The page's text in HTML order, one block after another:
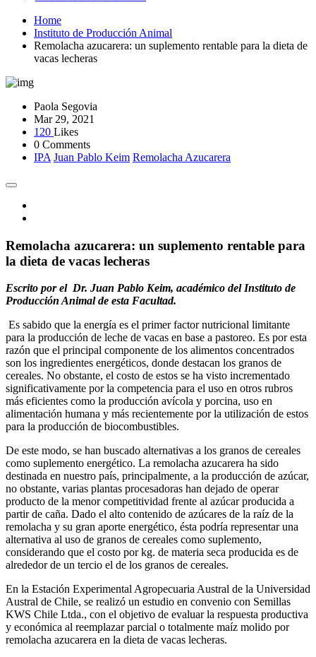
Home
Instituto de Producción Animal
Remolacha azucarera: un suplemento rentable para la dieta de
vacas lecheras
Paola Segovia
Mar 29, 2021
120 Likes
0 Comments
IPA Juan Pablo Keim Remolacha Azucarera
Remolacha azucarera: un suplemento rentable para
la dieta de vacas lecheras
Escrito por el Dr. Juan Pablo Keim, académico del Instituto de
Producción Animal de esta Facultad.
Es sabido que la energía es el primer factor nutricional limitante
para la producción de leche de vacas en base a pastoreo. Es por esta
razón que el principal componente de los alimentos concentrados
son los ingredientes energéticos, donde destacan los granos de
cereales. No obstante, el costo de estos se ha visto incrementado
significativamente por la competencia para el uso en otros rubros
más eficientes como la producción avícola y porcina, uso en
alimentación humana y más recientemente por la utilización de estos
para la producción de biocombustibles.
De este modo, se han buscado alternativas a los granos de cereales
como suplemento energético. La remolacha azucarera ha sido
destinada en nuestro país, principalmente, a la producción de azúcar,
no obstante, varias plantas procesadoras han dejado de operar
producto de la menor competitividad frente al azúcar producida a
partir de caña. Dado el alto contenido de azúcares de la raíz de la
remolacha y su gran aporte energético, ésta podría representar una
alternativa al uso de granos de cereales como suplemento,
considerando que el costo por kg. de materia seca producida es de
alrededor de un tercio el de los granos de cereales.
En la Estación Experimental Agropecuaria Austral de la Universidad
Austral de Chile, se realizó un estudio en convenio con Semillas
KWS Chile Ltda., con el objetivo de evaluar la respuesta productiva
y económica al reemplazar parcial o totalmente maíz molido por
remolacha azucarera en la dieta de vacas lecheras.